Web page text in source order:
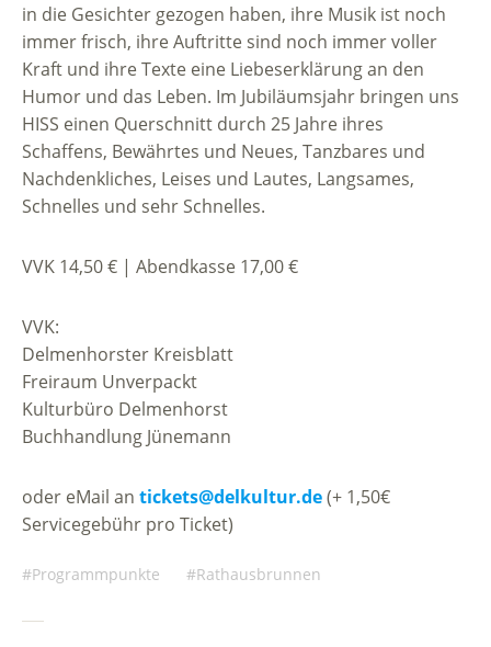
in die Gesichter gezogen haben, ihre Musik ist noch
immer frisch, ihre Auftritte sind noch immer voller
Kraft und ihre Texte eine Liebeserklärung an den
Humor und das Leben. Im Jubiläumsjahr bringen uns
HISS einen Querschnitt durch 25 Jahre ihres
Schaffens, Bewährtes und Neues, Tanzbares und
Nachdenkliches, Leises und Lautes, Langsames,
Schnelles und sehr Schnelles.
VVK 14,50 € | Abendkasse 17,00 €
VVK:
Delmenhorster Kreisblatt
Freiraum Unverpackt
Kulturbüro Delmenhorst
Buchhandlung Jünemann
oder eMail an tickets@delkultur.de(+ 1,50€
Servicegebühr pro Ticket)
Programmpunkte Rathausbrunnen